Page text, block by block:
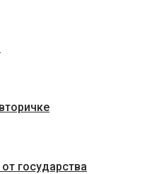
государства